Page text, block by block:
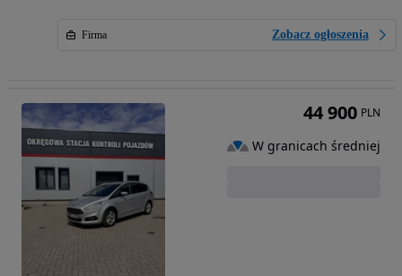
Firma Zobacz ogłoszenia
44 900 PLN
W granicach średniej